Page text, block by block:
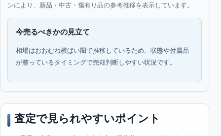
ンにより、新品・中古・傷有り品の参考推移を表示しています。
今売るべきかの見立て
相場はおおむね横ばい圏で推移しているため、状態や付属品
が整っているタイミングで売却判断しやすい状況です。
査定で見られやすいポイント